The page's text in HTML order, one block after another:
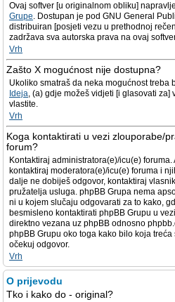
Ovaj softver [u originalnom obliku]
Grupe. Dostupan je pod GNU General
distribuiran [posjeti vezu u prethodnoj
zadržava sva autorska prava na ovaj
Vrh
Zašto X mogućnost nije dostupna?
Ukoliko smatraš da neka mogućnost treba
Ideja, (a) gdje možeš vidjeti [i glasovati
vlastite.
Vrh
Koga kontaktirati u vezi zlouporabe/
forum?
Kontaktiraj administratora(e)/icu(e)
kontaktiraj moderatora(e)/icu(e) foruma i
dalje ne dobiješ odgovor, kontaktiraj
pružatelja usluga. phpBB Grupa nema
ni u kojem slučaju odgovarati za to kako,
besmisleno kontaktirati phpBB Grupu u
direktno vezana uz phpBB odnosno
phpBB Grupu oko toga kako bilo koja
očekuj odgovor.
Vrh
O prijevodu
Tko i kako do - original?